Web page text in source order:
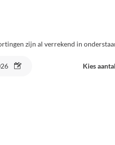
zijn al verrekend in
Kies